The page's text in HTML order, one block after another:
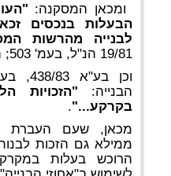
ומכאן המסקנה:
הבעלות בנכסים
לבנייה מהרשות
19/81 הנ"ל, בעמ' 503; ההדגשה שלי - ד' ל').
הבנייה: "הזכויות
בקרקע...".
מכאן, שעם העברת
ממילא גם הזכות
הרוכש בעלות